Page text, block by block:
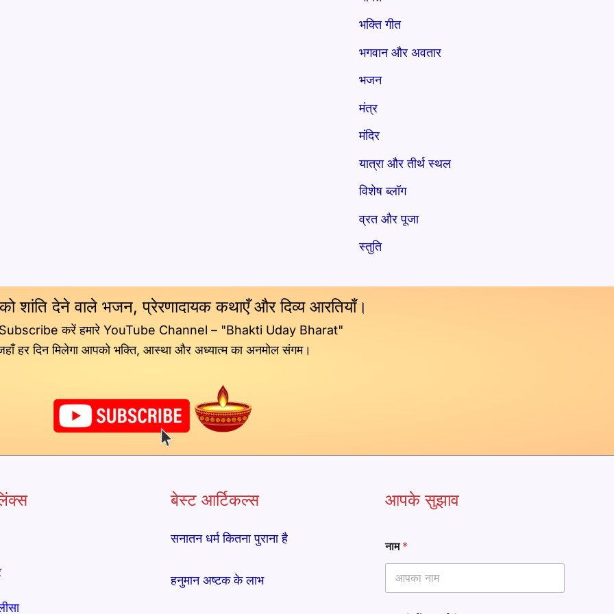
भक्ति गीत
भगवान और अवतार
भजन
मंत्र
मंदिर
यात्रा और तीर्थ स्थल
विशेष ब्लॉग
व्रत और पूजा
स्तुति
शांति देने वाले भजन, प्रेरणादायक कथाएँ और दिव्य आरतियाँ।
Subscribe करें हमारे YouTube Channel – "Bhakti Uday Bharat"
हर दिन मिलेगा आपको भक्ति, आस्था और अध्यात्म का अनमोल संगम।
बेस्ट आर्टिकल्स
सनातन धर्म कितना पुराना है
हनुमान अष्टक के लाभ
आपके सुझाव
नाम*